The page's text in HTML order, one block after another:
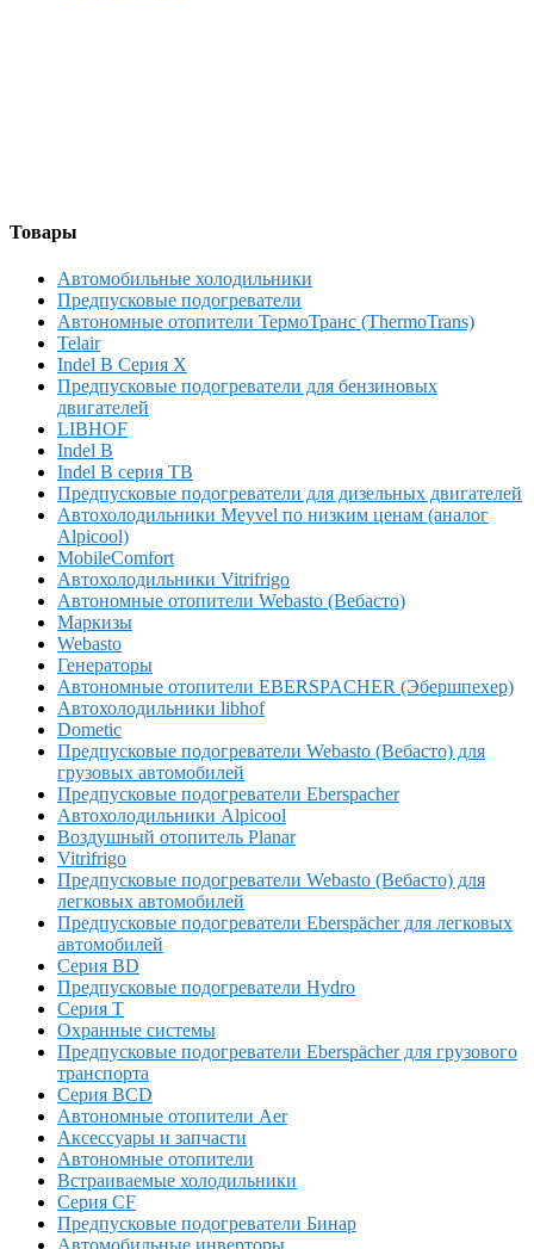
Товары
Автомобильные холодильники
Предпусковые подогреватели
Автономные отопители ТермоТранс (ThermoTrans)
Telair
Indel B Серия X
Предпусковые подогреватели для бензиновых
двигателей
LIBHOF
Indel B
Indel B серия TB
Предпусковые подогреватели для дизельных двигателей
Автохолодильники Meyvel по низким ценам (аналог
Alpicool)
MobileComfort
Автохолодильники Vitrifrigo
Автономные отопители Webasto (Вебасто)
Маркизы
Webasto
Генераторы
Автономные отопители EBERSPACHER (Эбершпехер)
Автохолодильники libhof
Dometic
Предпусковые подогреватели Webasto (Вебасто) для
грузовых автомобилей
Предпусковые подогреватели Eberspacher
Автохолодильники Alpicool
Воздушный отопитель Planar
Vitrifrigo
Предпусковые подогреватели Webasto (Вебасто) для
легковых автомобилей
Предпусковые подогреватели Eberspächer для легковых
автомобилей
Серия BD
Предпусковые подогреватели Hydro
Серия T
Охранные системы
Предпусковые подогреватели Eberspächer для грузового
транспорта
Серия BCD
Автономные отопители Аer
Аксессуары и запчасти
Автономные отопители
Встраиваемые холодильники
Серия CF
Предпусковые подогреватели Бинар